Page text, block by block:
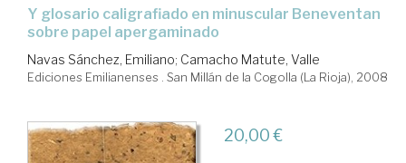
Y glosario caligrafiado en minuscular Beneventan
sobre papel apergaminado
Navas Sánchez, Emiliano; Camacho Matute, Valle
Ediciones Emilianenses . San Millán de la Cogolla (La Rioja), 2008
20,00 €